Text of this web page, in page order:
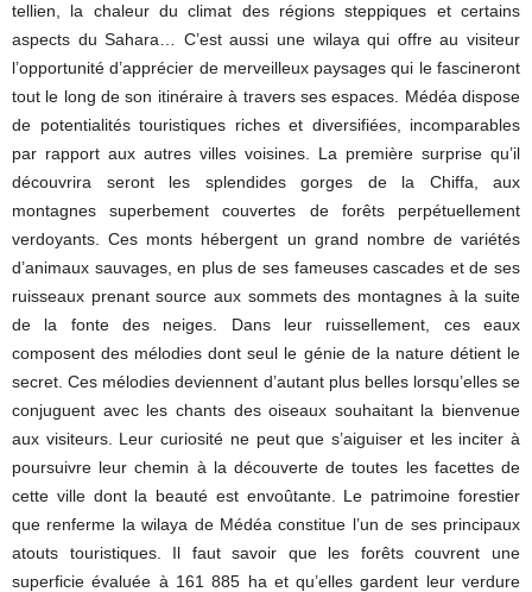
tellien, la chaleur du climat des régions steppiques et certains
aspects du Sahara… C’est aussi une wilaya qui offre au visiteur
l’opportunité d’apprécier de merveilleux paysages qui le fascineront
tout le long de son itinéraire à travers ses espaces. Médéa dispose
de potentialités touristiques riches et diversifiées, incomparables
par rapport aux autres villes voisines. La première surprise qu’il
découvrira seront les splendides gorges de la Chiffa, aux
montagnes superbement couvertes de forêts perpétuellement
verdoyants. Ces monts hébergent un grand nombre de variétés
d’animaux sauvages, en plus de ses fameuses cascades et de ses
ruisseaux prenant source aux sommets des montagnes à la suite
de la fonte des neiges. Dans leur ruissellement, ces eaux
composent des mélodies dont seul le génie de la nature détient le
secret. Ces mélodies deviennent d’autant plus belles lorsqu’elles se
conjuguent avec les chants des oiseaux souhaitant la bienvenue
aux visiteurs. Leur curiosité ne peut que s’aiguiser et les inciter à
poursuivre leur chemin à la découverte de toutes les facettes de
cette ville dont la beauté est envoûtante. Le patrimoine forestier
que renferme la wilaya de Médéa constitue l’un de ses principaux
atouts touristiques. Il faut savoir que les forêts couvrent une
superficie évaluée à 161 885 ha et qu’elles gardent leur verdure